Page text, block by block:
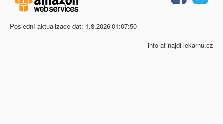
Poslední aktualizace dat: 1.8.2026 01:07:50
info at najdi-lekarnu.cz